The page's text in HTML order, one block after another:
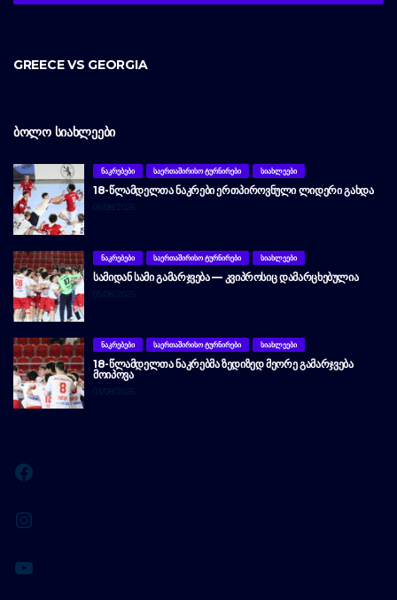
GREECE VS GEORGIA
ᲑᲝᲚᲝ ᲡᲘᲐᲮᲚᲔᲔᲑᲘ
ᲜᲐᲙᲠᲔᲑᲔᲑᲘ ᲡᲐᲔᲠᲗᲐᲨᲘᲠᲘᲡᲝ ᲢᲣᲠᲜᲘᲠᲔᲑᲘ ᲡᲘᲐᲮᲚᲔᲔᲑᲘ
18-ᲬᲚᲐᲛᲓᲔᲚᲗᲐ ᲜᲐᲙᲠᲔᲑᲘ ᲔᲠᲗᲞᲘᲠᲝᲕᲜᲣᲚᲘ ᲚᲘᲓᲔᲠᲘ ᲒᲐᲮᲓᲐ
06/08/2026
ᲜᲐᲙᲠᲔᲑᲔᲑᲘ ᲡᲐᲔᲠᲗᲐᲨᲘᲠᲘᲡᲝ ᲢᲣᲠᲜᲘᲠᲔᲑᲘ ᲡᲘᲐᲮᲚᲔᲔᲑᲘ
ᲡᲐᲛᲘᲓᲐᲜ ᲡᲐᲛᲘ ᲒᲐᲛᲐᲠᲯᲕᲔᲑᲐ — ᲙᲕᲘᲞᲠᲝᲡᲘᲪ ᲓᲐᲛᲐᲠᲪᲮᲔᲑᲣᲚᲘᲐ
05/08/2026
ᲜᲐᲙᲠᲔᲑᲔᲑᲘ ᲡᲐᲔᲠᲗᲐᲨᲘᲠᲘᲡᲝ ᲢᲣᲠᲜᲘᲠᲔᲑᲘ ᲡᲘᲐᲮᲚᲔᲔᲑᲘ
18-ᲬᲚᲐᲛᲓᲔᲚᲗᲐ ᲜᲐᲙᲠᲔᲑᲛᲐ ᲖᲔᲓᲘᲖᲔᲓ ᲛᲔᲝᲠᲔ ᲒᲐᲛᲐᲠᲯᲕᲔᲑᲐ
ᲛᲝᲘᲞᲝᲕᲐ
03/08/2026
Facebook
Instagram
YouTube